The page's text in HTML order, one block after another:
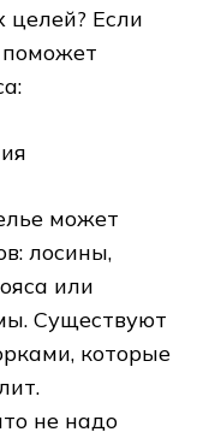
целей? Если
поможет
может
лосины,
или
Существуют
которые
не надо